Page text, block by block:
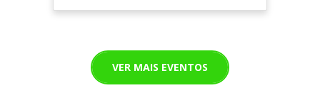
VER MAIS EVENTOS